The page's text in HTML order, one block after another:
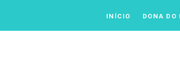
INÍCIO DONA DO